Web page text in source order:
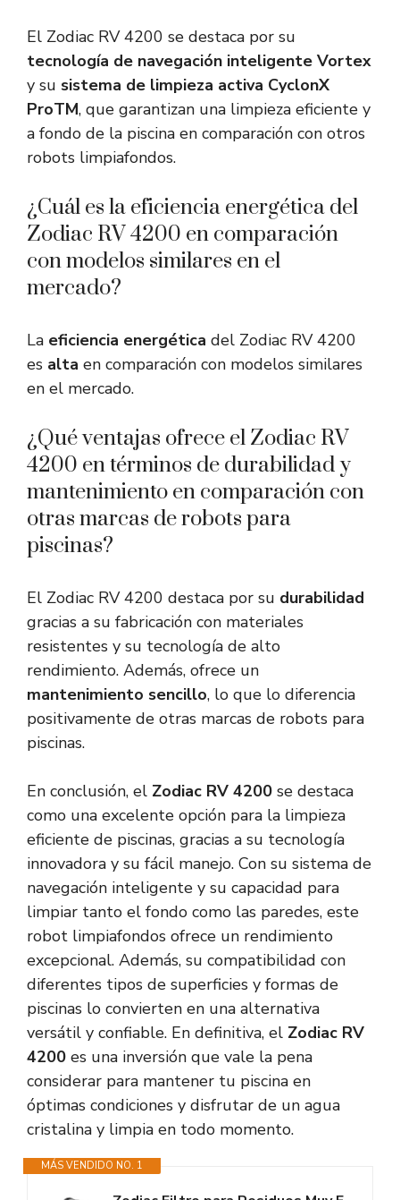
El Zodiac RV 4200 se destaca por su
tecnología de navegación inteligente Vortex
y su sistema de limpieza activa CyclonX
ProTM, que garantizan una limpieza eficiente y
a fondo de la piscina en comparación con otros
robots limpiafondos.
¿Cuál es la eficiencia energética del
Zodiac RV 4200 en comparación
con modelos similares en el
mercado?
La eficiencia energética del Zodiac RV 4200
es alta en comparación con modelos similares
en el mercado.
¿Qué ventajas ofrece el Zodiac RV
4200 en términos de durabilidad y
mantenimiento en comparación con
otras marcas de robots para
piscinas?
El Zodiac RV 4200 destaca por su durabilidad
gracias a su fabricación con materiales
resistentes y su tecnología de alto
rendimiento. Además, ofrece un
mantenimiento sencillo, lo que lo diferencia
positivamente de otras marcas de robots para
piscinas.
En conclusión, el Zodiac RV 4200 se destaca
como una excelente opción para la limpieza
eficiente de piscinas, gracias a su tecnología
innovadora y su fácil manejo. Con su sistema de
navegación inteligente y su capacidad para
limpiar tanto el fondo como las paredes, este
robot limpiafondos ofrece un rendimiento
excepcional. Además, su compatibilidad con
diferentes tipos de superficies y formas de
piscinas lo convierten en una alternativa
versátil y confiable. En definitiva, el Zodiac RV
4200 es una inversión que vale la pena
considerar para mantener tu piscina en
óptimas condiciones y disfrutar de un agua
cristalina y limpia en todo momento.
MÁS VENDIDO NO. 1